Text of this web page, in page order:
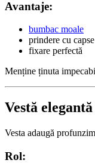
Avantaje:
bumbac moale
prindere cu capse
fixare perfectă
Menține ținuta
Vestă
Vesta adaugă
Rol: